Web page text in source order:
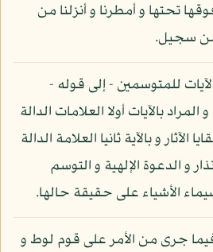
تحتها و أمطرنا و أنزلنا من
سجيل.
للمتوسمين - إلى قوله -
بالآيات أولا العلامات الدالة
و بالآية ثانيا العلامة الدالة
و الدعوة الإلهية و التوسم
الأشياء على حقيقة حالها.
جرى من الأمر على قوم لوط و